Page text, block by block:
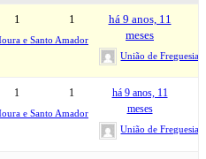
e Santo Amador
1 1
há 9 anos, 11
meses
União de
e Santo Amador
1 1
há 9 anos, 11
meses
União de